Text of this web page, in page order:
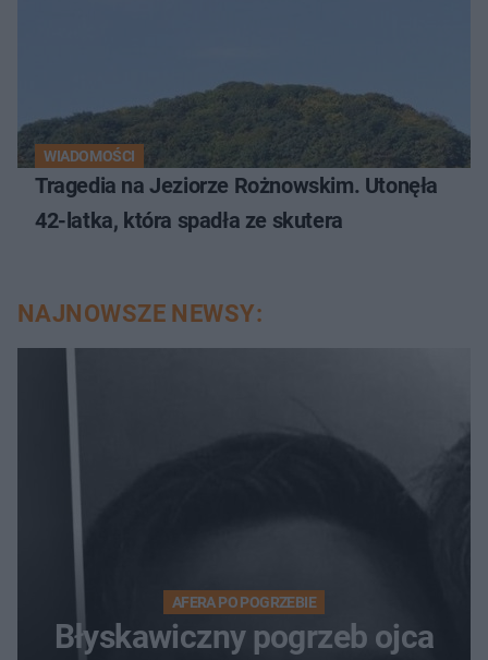
WIADOMOŚCI
Tragedia na Jeziorze Rożnowskim. Utonęła
42-latka, która spadła ze skutera
NAJNOWSZE NEWSY:
AFERA PO POGRZEBIE
Błyskawiczny pogrzeb ojca